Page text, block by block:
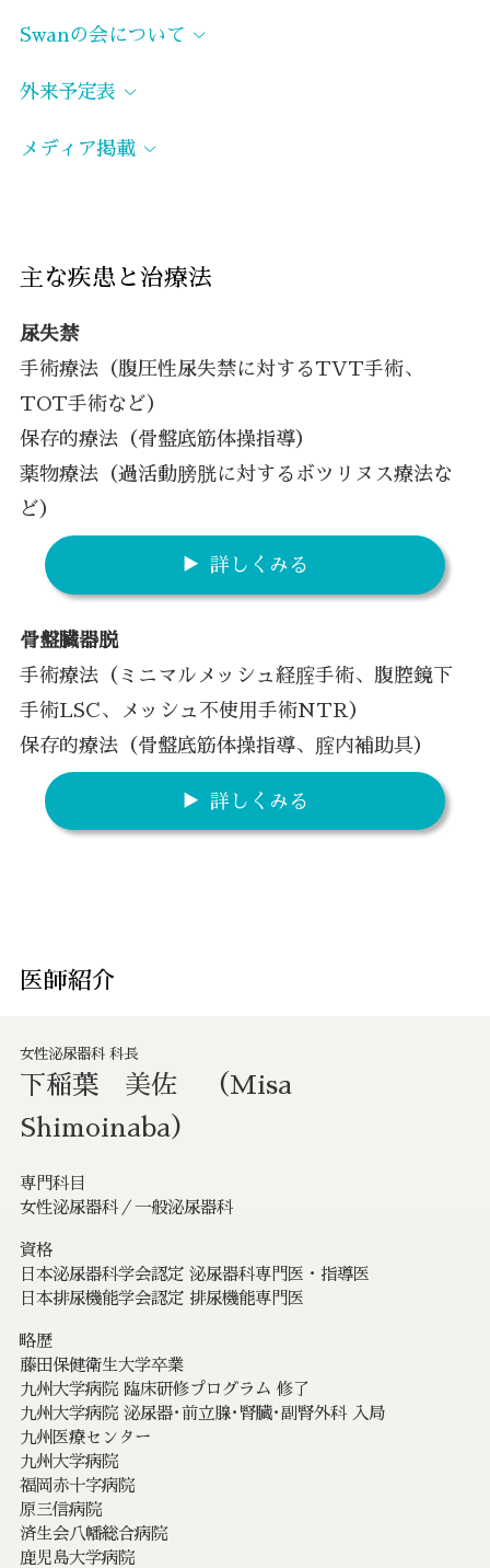
Swanの会について ＞
外来予定表 ＞
メディア掲載 ＞
主な疾患と治療法
尿失禁
手術療法（腹圧性尿失禁に対するTVT手術、
TOT手術など）
保存的療法（骨盤底筋体操指導）
薬物療法（過活動膀胱に対するボツリヌス療法な
ど）
詳しくみる
骨盤臓器脱
手術療法（ミニマルメッシュ経腟手術、腹腔鏡下
手術LSC、メッシュ不使用手術NTR）
保存的療法（骨盤底筋体操指導、腟内補助具）
詳しくみる
医師紹介
女性泌尿器科 科長
下稲葉 美佐 （Misa
Shimoinaba）
専門科目
女性泌尿器科／一般泌尿器科
資格
日本泌尿器科学会認定 泌尿器科専門医・指導医
日本排尿機能学会認定 排尿機能専門医
略歴
藤田保健衛生大学卒業
九州大学病院 臨床研修プログラム 修了
九州大学病院 泌尿器･前立腺･腎臓･副腎外科 入局
九州医療センター
九州大学病院
福岡赤十字病院
原三信病院
済生会八幡総合病院
鹿児島大学病院